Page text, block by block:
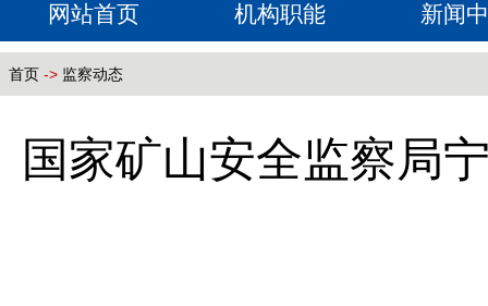
网站首页 机构职能 新闻
首页 -> 监察动态
国家矿山安全监察局